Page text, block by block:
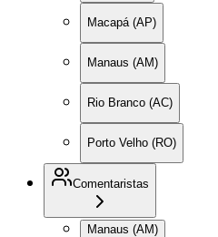
Macapá (AP)
Manaus (AM)
Rio Branco (AC)
Porto Velho (RO)
Comentaristas
Manaus (AM)